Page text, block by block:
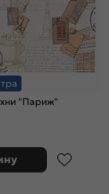
"Париж"